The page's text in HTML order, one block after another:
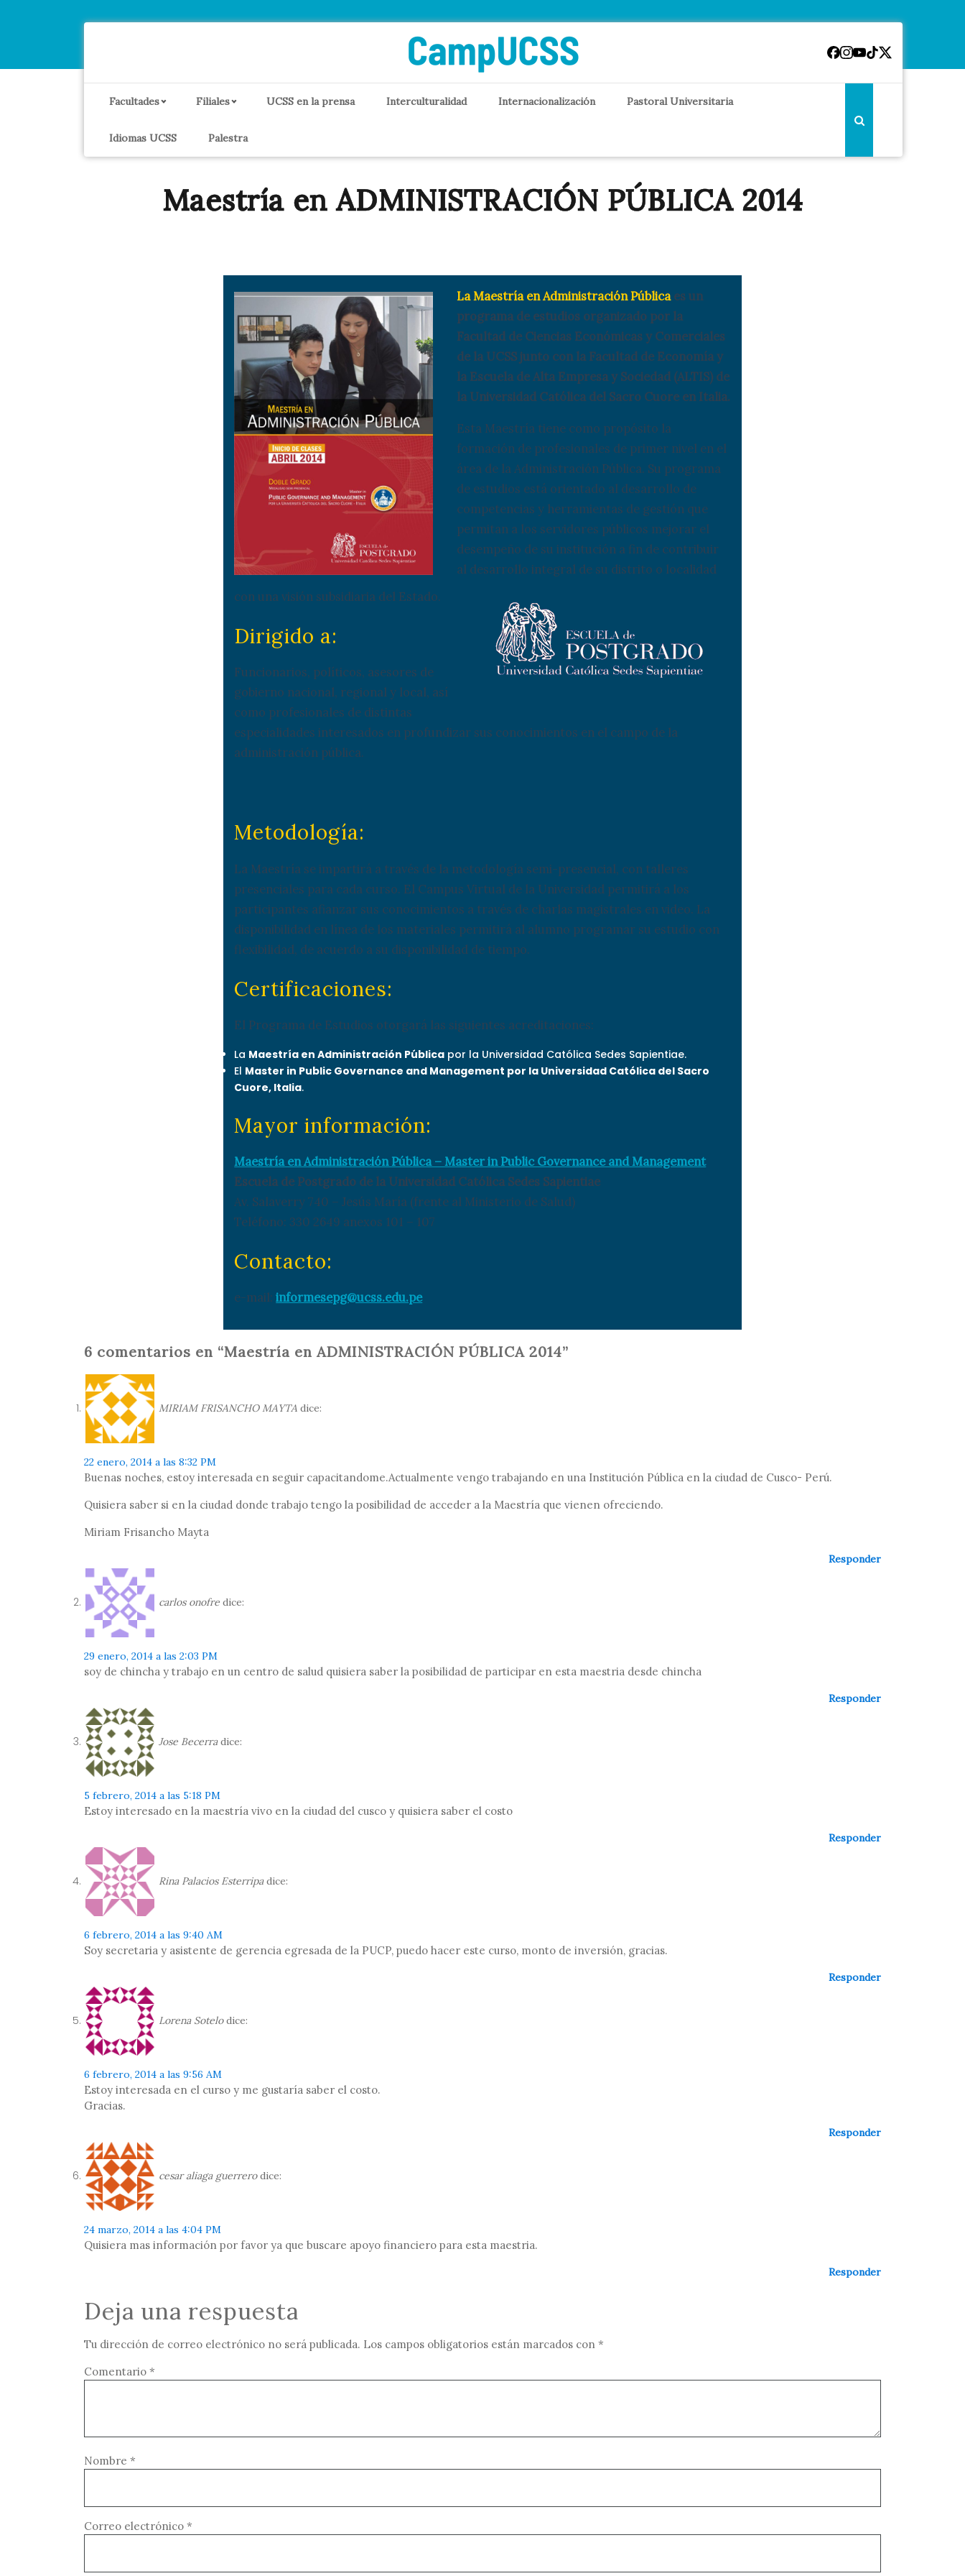
Facultades Filiales UCSS en la prensa Interculturalidad Internacionalización Pastoral Universitaria
Idiomas UCSS Palestra
Maestría en ADMINISTRACIÓN PÚBLICA 2014
La Maestría en Administración Públicaes un
programa de estudios organizado por la
Facultad de Ciencias Económicas y Comerciales
de la UCSS junto con la Facultad de Economía y
la Escuela de Alta Empresa y Sociedad (ALTIS) de
la Universidad Católica del Sacro Cuore en Italia.
Esta Maestría tiene como propósito la
formación de profesionales de primer nivel en el
área de la Administración Pública. Su programa
de estudios está orientado al desarrollo de
competencias y herramientas de gestión que
permitan a los servidores públicos mejorar el
desempeño de su institución a fin de contribuir
al desarrollo integral de su distrito o localidad
con una visión subsidiaria del Estado.
Dirigido a:
Funcionarios, políticos, asesores de
gobierno nacional, regional y local, así
como profesionales de distintas
especialidades interesados en profundizar sus conocimientos en el campo de la
administración pública.
Metodología:
La Maestría se impartirá a través de la metodología semi-presencial, con talleres
presenciales para cada curso. El Campus Virtual de la Universidad permitirá a los
participantes afianzar sus conocimientos a través de charlas magistrales en video. La
disponibilidad en línea de los materiales permitirá al alumno programar su estudio con
flexibilidad, de acuerdo a su disponibilidad de tiempo.
Certificaciones:
El Programa de Estudios otorgará las siguientes acreditaciones:
La Maestría en Administración Pública por la Universidad Católica Sedes Sapientiae.
El Master in Public Governance and Management por la Universidad Católica del Sacro
Cuore, Italia.
Mayor información:
Maestría en Administración Pública – Master in Public Governance and Management
Escuela de Postgrado de la Universidad Católica Sedes Sapientiae
Av. Salaverry 740 – Jesús María (frente al Ministerio de Salud)
Teléfono: 330 2649 anexos 101 – 107
Contacto:
e-mail:informesepg@ucss.edu.pe
6 comentarios en “Maestría en ADMINISTRACIÓN PÚBLICA 2014”
MIRIAM FRISANCHO MAYTA dice:
22 enero, 2014 a las 8:32 PM
Buenas noches, estoy interesada en seguir capacitandome.Actualmente vengo trabajando en una Institución Pública en la ciudad de Cusco- Perú.
Quisiera saber si en la ciudad donde trabajo tengo la posibilidad de acceder a la Maestría que vienen ofreciendo.
Miriam Frisancho Mayta
Responder
carlos onofre dice:
29 enero, 2014 a las 2:03 PM
soy de chincha y trabajo en un centro de salud quisiera saber la posibilidad de participar en esta maestria desde chincha
Responder
Jose Becerra dice:
5 febrero, 2014 a las 5:18 PM
Estoy interesado en la maestría vivo en la ciudad del cusco y quisiera saber el costo
Responder
Rina Palacios Esterripa dice:
6 febrero, 2014 a las 9:40 AM
Soy secretaria y asistente de gerencia egresada de la PUCP, puedo hacer este curso, monto de inversión, gracias.
Responder
Lorena Sotelo dice:
6 febrero, 2014 a las 9:56 AM
Estoy interesada en el curso y me gustaría saber el costo.
Gracias.
Responder
cesar aliaga guerrero dice:
24 marzo, 2014 a las 4:04 PM
Quisiera mas información por favor ya que buscare apoyo financiero para esta maestria.
Responder
Deja una respuesta
Tu dirección de correo electrónico no será publicada. Los campos obligatorios están marcados con *
Comentario *
Nombre *
Correo electrónico *